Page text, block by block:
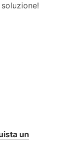
un